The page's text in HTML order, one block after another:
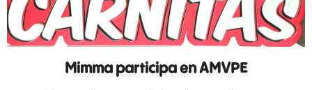
Mimma participa en AMVPE